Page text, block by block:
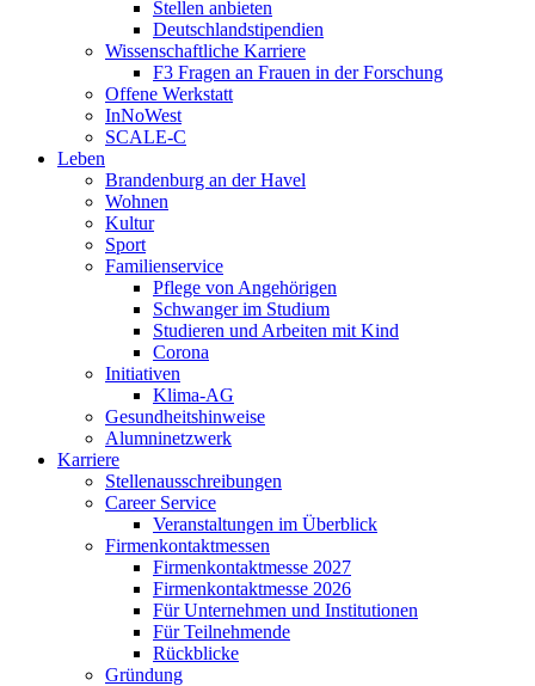
Stellen anbieten
Deutschlandstipendien
Wissenschaftliche Karriere
F3 Fragen an Frauen in der Forschung
Offene Werkstatt
InNoWest
SCALE-C
Leben
Brandenburg an der Havel
Wohnen
Kultur
Sport
Familienservice
Pflege von Angehörigen
Schwanger im Studium
Studieren und Arbeiten mit Kind
Corona
Initiativen
Klima-AG
Gesundheitshinweise
Alumninetzwerk
Karriere
Stellenausschreibungen
Career Service
Veranstaltungen im Überblick
Firmenkontaktmessen
Firmenkontaktmesse 2027
Firmenkontaktmesse 2026
Für Unternehmen und Institutionen
Für Teilnehmende
Rückblicke
Gründung